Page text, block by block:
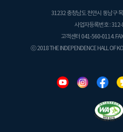
31232 충청남도 천안시 동남구
사업자등록번호 :
고객센터 041-560-0114.
ⓒ 2018 THE INDEPENDENCE HALL OF